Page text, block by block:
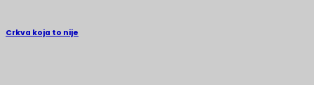
Crkva koja to nije